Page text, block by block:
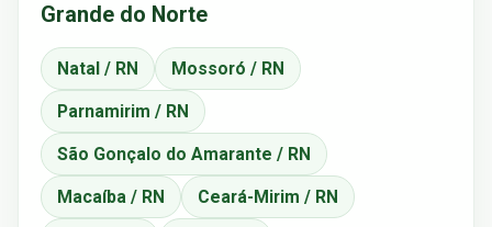
Grande do Norte
Natal / RN Mossoró / RN
Parnamirim / RN
São Gonçalo do Amarante / RN
Macaíba / RN Ceará-Mirim / RN